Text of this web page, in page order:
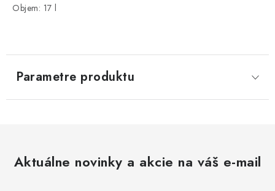
Objem: 17 l
Parametre produktu
Aktuálne novinky a akcie na váš e-mail